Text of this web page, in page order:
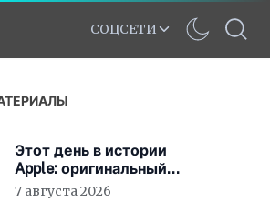
СОЦСЕТИ
Этот день в истории
Apple: оригинальный
Mac Pro получает
7 августа 2026